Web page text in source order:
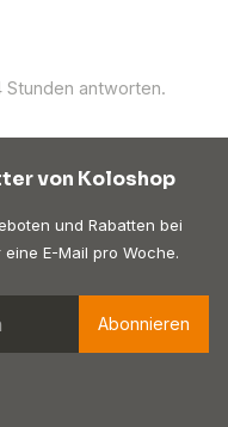
Stunden antworten.
von Koloshop
und Rabatten bei
E-Mail pro Woche.
Abonnieren